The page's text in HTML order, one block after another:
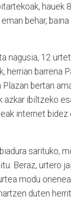
hauek
behar,
nagusia, 12
herrian barrena
bertan
ibiltzeko
internet
sarituko,
Beraz, urtero
modu
duten